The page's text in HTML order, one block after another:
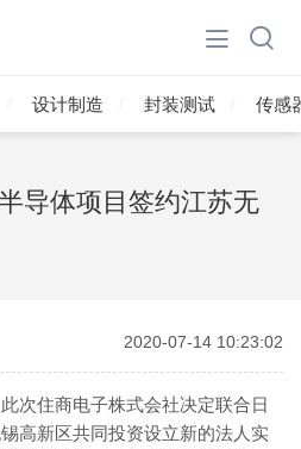
设计制造 封装测试 传感
导体项目签约江苏无
2020-07-14 10:23:02
次住商电子株式会社决定联合日
高新区共同投资设立新的法人实